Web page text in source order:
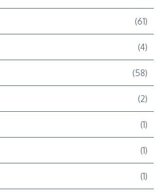
(61)
(4)
(58)
(2)
(1)
(1)
(1)